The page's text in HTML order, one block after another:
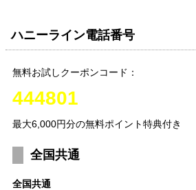
ハニーライン電話番号
無料お試しクーポンコード：
444801
最大6,000円分の無料ポイント特典付き
全国共通
全国共通